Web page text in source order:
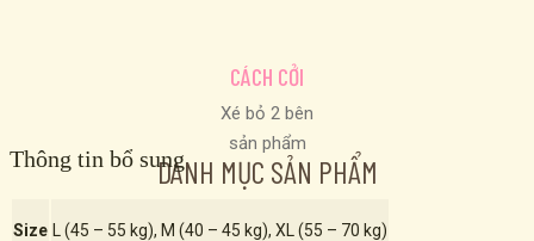
CÁCH CỞI
Xé bỏ 2 bên
sản phẩm
DANH MỤC SẢN PHẨM
Thông tin bổ sung
Size L (45 – 55 kg), M (40 – 45 kg), XL (55 – 70 kg)